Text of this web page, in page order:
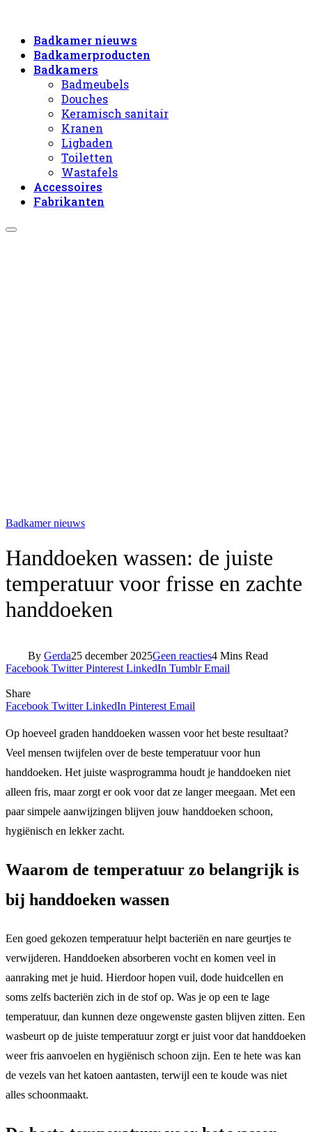
Badkamer nieuws
Badkamerproducten
Badkamers
Badmeubels
Douches
Keramisch sanitair
Kranen
Ligbaden
Toiletten
Wastafels
Accessoires
Fabrikanten
Badkamer nieuws
Handdoeken wassen: de juiste
temperatuur voor frisse en zachte
handdoeken
By Gerda25 december 2025Geen reacties4 Mins Read
Facebook Twitter Pinterest LinkedIn Tumblr Email
Share
Facebook Twitter LinkedIn Pinterest Email
Op hoeveel graden handdoeken wassen voor het beste resultaat?
Veel mensen twijfelen over de beste temperatuur voor hun
handdoeken. Het juiste wasprogramma houdt je handdoeken niet
alleen fris, maar zorgt er ook voor dat ze langer meegaan. Met een
paar simpele aanwijzingen blijven jouw handdoeken schoon,
hygiënisch en lekker zacht.
Waarom de temperatuur zo belangrijk is
bij handdoeken wassen
Een goed gekozen temperatuur helpt bacteriën en nare geurtjes te
verwijderen. Handdoeken absorberen vocht en komen veel in
aanraking met je huid. Hierdoor hopen vuil, dode huidcellen en
soms zelfs bacteriën zich in de stof op. Was je op een te lage
temperatuur, dan kunnen deze ongewenste gasten blijven zitten. Een
wasbeurt op de juiste temperatuur zorgt er juist voor dat handdoeken
weer fris aanvoelen en hygiënisch schoon zijn. Een te hete was kan
de vezels van het katoen aantasten, terwijl een te koude was niet
alles schoonmaakt.